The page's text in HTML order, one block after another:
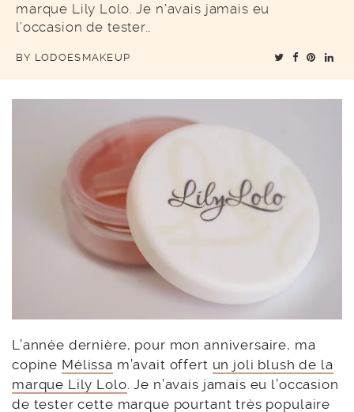
marque Lily Lolo. Je n’avais jamais eu
l’occasion de tester…
BY LODOESMAKEUP
L’année dernière, pour mon anniversaire, ma
copine Mélissa m’avait offert un joli blush de la
marque Lily Lolo. Je n’avais jamais eu l’occasion
de tester cette marque pourtant très populaire